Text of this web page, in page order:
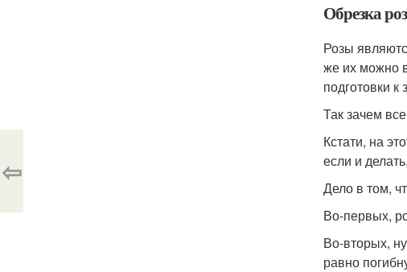
Обрезка
Розы
же их можно
подготовки
Так зачем
Кстати, на
если и
Дело в том,
Во-первых,
Во-вторых,
равно
⇦